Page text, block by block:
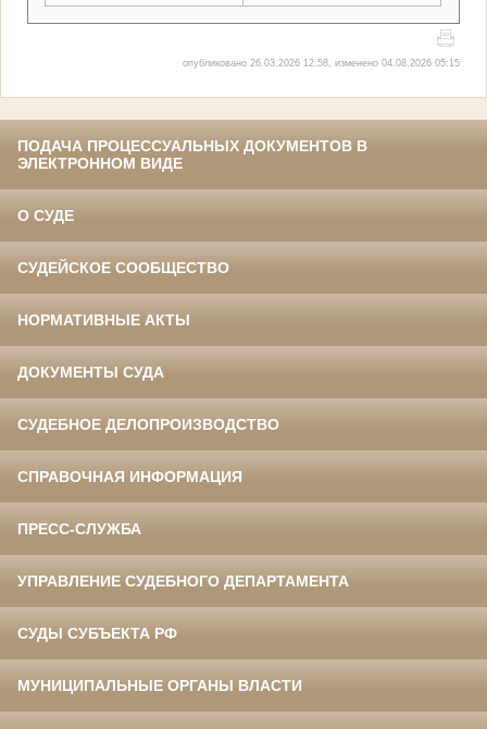
опубликовано 26.03.2026 12:58, изменено 04.08.2026 05:15
ПОДАЧА ПРОЦЕССУАЛЬНЫХ ДОКУМЕНТОВ В
ЭЛЕКТРОННОМ ВИДЕ
О СУДЕ
СУДЕЙСКОЕ СООБЩЕСТВО
НОРМАТИВНЫЕ АКТЫ
ДОКУМЕНТЫ СУДА
СУДЕБНОЕ ДЕЛОПРОИЗВОДСТВО
СПРАВОЧНАЯ ИНФОРМАЦИЯ
ПРЕСС-СЛУЖБА
УПРАВЛЕНИЕ СУДЕБНОГО ДЕПАРТАМЕНТА
СУДЫ СУБЪЕКТА РФ
МУНИЦИПАЛЬНЫЕ ОРГАНЫ ВЛАСТИ